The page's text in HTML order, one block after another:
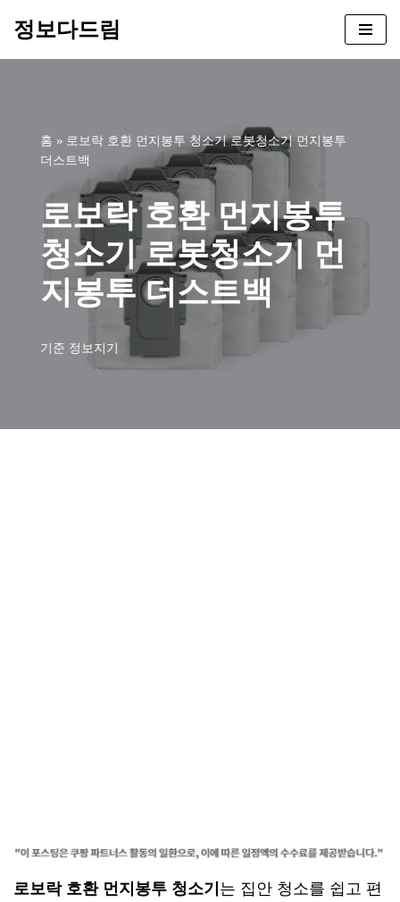
정보다드림
홈 » 로보락 호환 먼지봉투 청소기 로봇청소기 먼지봉투
더스트백
로보락 호환 먼지봉투
청소기 로봇청소기 먼
지봉투 더스트백
기준 정보지기
로보락 호환 먼지봉투 청소기는 집안 청소를 쉽고 편